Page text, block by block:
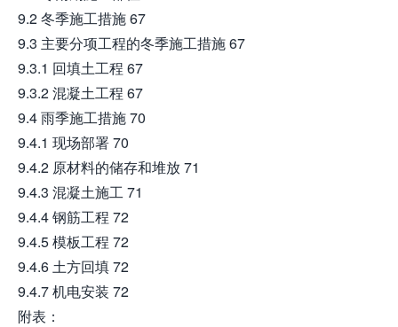
9.2 冬季施工措施 67
9.3 主要分项工程的冬季施工措施 67
9.3.1 回填土工程 67
9.3.2 混凝土工程 67
9.4 雨季施工措施 70
9.4.1 现场部署 70
9.4.2 原材料的储存和堆放 71
9.4.3 混凝土施工 71
9.4.4 钢筋工程 72
9.4.5 模板工程 72
9.4.6 土方回填 72
9.4.7 机电安装 72
附表：